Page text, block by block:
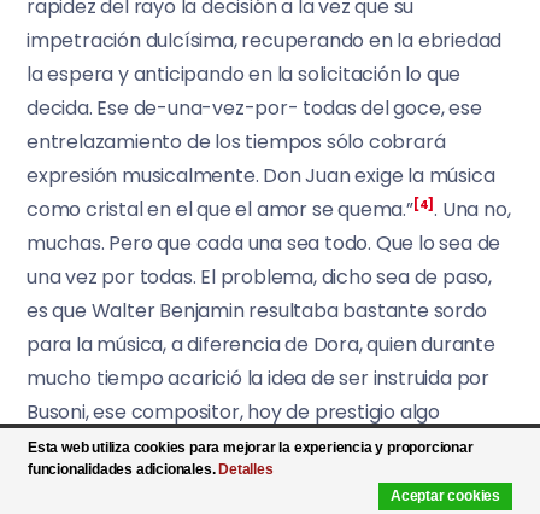
rapidez del rayo la decisión a la vez que su
impetración dulcísima, recuperando en la ebriedad
la espera y anticipando en la solicitación lo que
decida. Ese de-una-vez-por- todas del goce, ese
entrelazamiento de los tiempos sólo cobrará
expresión musicalmente. Don Juan exige la música
como cristal en el que el amor se quema.”[4] . Una no,
muchas. Pero que cada una sea todo. Que lo sea de
una vez por todas. El problema, dicho sea de paso,
es que Walter Benjamin resultaba bastante sordo
para la música, a diferencia de Dora, quien durante
mucho tiempo acarició la idea de ser instruida por
Busoni, ese compositor, hoy de prestigio algo
demediado por su clasicismo, que era casi el único al
que soportaba otro sordo notable, Rainer Maria
Esta web utiliza cookies para mejorar la experiencia y proporcionar
funcionalidades adicionales. Detalles
Aceptar cookies